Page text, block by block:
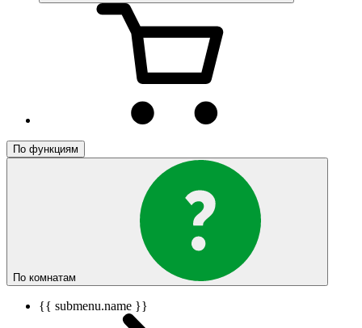
По функциям
По комнатам
{{ submenu.name }}